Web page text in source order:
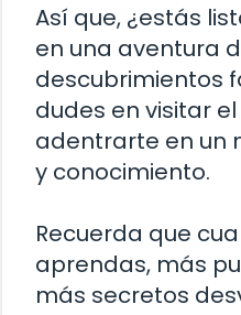
Así que, ¿estás
en una aventura
descubrimientos
dudes en visitar
adentrarte en un
y conocimiento.
Recuerda que
aprendas, más
más secretos